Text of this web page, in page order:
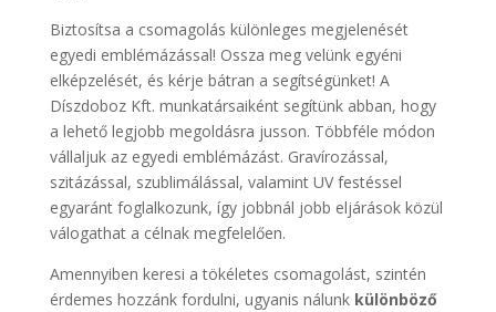
Biztosítsa a csomagolás különleges megjelenését
egyedi emblémázással! Ossza meg velünk egyéni
elképzelését, és kérje bátran a segítségünket! A
Díszdoboz Kft. munkatársaiként segítünk abban, hogy
a lehető legjobb megoldásra jusson. Többféle módon
vállaljuk az egyedi emblémázást. Gravírozással,
szitázással, szublimálással, valamint UV festéssel
egyaránt foglalkozunk, így jobbnál jobb eljárások közül
válogathat a célnak megfelelően.
Amennyiben keresi a tökéletes csomagolást, szintén
érdemes hozzánk fordulni, ugyanis nálunk különböző